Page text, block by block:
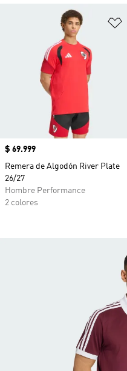
Precio
$ 69.999
Remera de Algodón River Plate
26/27
Hombre Performance
2 colores